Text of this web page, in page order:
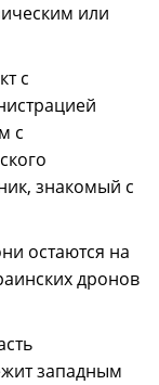
или
с
с
знакомый с
остаются на
дронов
западным